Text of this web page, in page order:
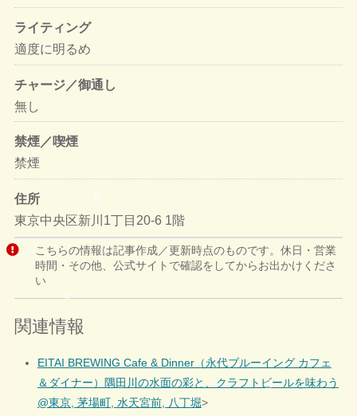
ライティング
適度に明るめ
チャージ／御通し
無し
禁煙／喫煙
禁煙
住所
東京中央区新川1丁目20-6 1階
こちらの情報は記事作成／更新時点のものです。休日・営業
時間・その他、公式サイトで確認をしてからお出かけくださ
い
関連情報
EITAI BREWING Cafe & Dinner（永代ブルーイング カフェ
＆ダイナー）隅田川の水面の彩と、クラフトビールを味わう
@東京, 茅場町, 水天宮前, 八丁堀>